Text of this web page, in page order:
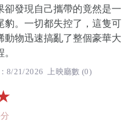
卻發現自己攜帶的竟然是一
豹。一切都失控了，這隻可
動物迅速搞亂了整個豪華大
8/21/2026 上映廳數 (0)